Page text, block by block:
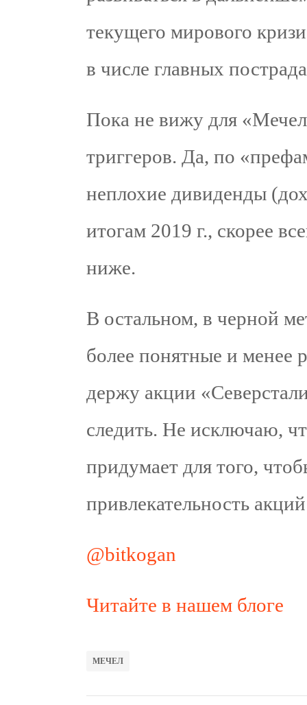
текущего мирового
в числе главных
Пока не вижу для
триггеров. Да, по
неплохие дивиденды
итогам 2019 г., скорее
ниже.
В остальном, в черной
более понятные и менее
держу акции
следить. Не исключаю,
придумает для того,
привлекательность
@bitkogan
Читайте в нашем блоге
МЕЧЕЛ